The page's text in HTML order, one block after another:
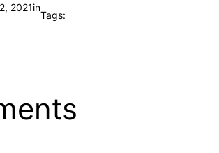
2021in
Tags: